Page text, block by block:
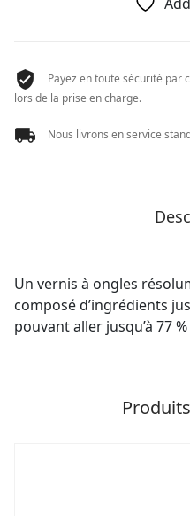
Payez en toute sécurité par
lors de la prise en charge.
Nous livrons en service
Un vernis à ongles
composé d’ingrédients
pouvant aller jusqu’à 77